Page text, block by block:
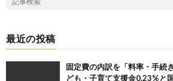
最近の投稿
固定費の内訳を「料率・手続
ども・子育て支援金0.23%と